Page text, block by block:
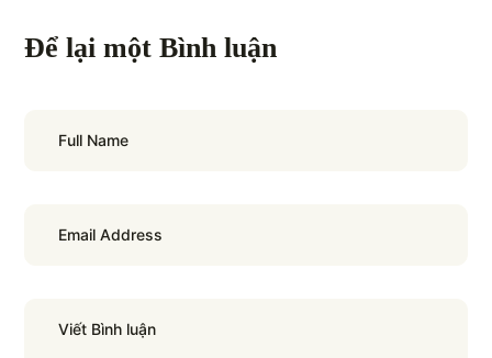
Để lại một Bình luận